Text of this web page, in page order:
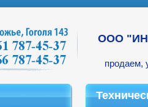
ООО
продаем,